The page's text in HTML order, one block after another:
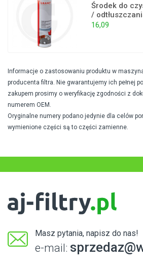
Środek do
/
16,09
Informacje o zastosowaniu produktu w
producenta filtra. Nie gwarantujemy ich pełnej
zakupem prosimy o weryfikację zgodności z
numerem OEM.
Oryginalne numery podano jedynie dla celów
wymienione części są to części zamienne.
Masz pytania, napisz do nas!
e-mail: